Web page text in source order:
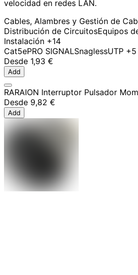
velocidad en redes LAN.
Cables, Alambres y Gestión de
Distribución de CircuitosEquipos
Instalación +14
Cat5ePRO SIGNALSnaglessUTP +5
Desde 1,93 €
Add
RARAION Interruptor Pulsador
Desde 9,82 €
Add